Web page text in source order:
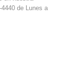
de Lunes a